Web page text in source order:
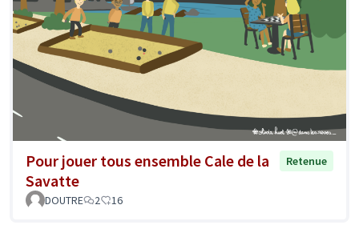
Pour jouer tous ensemble Cale de la
Savatte
Retenue
DOUTRE 2 16